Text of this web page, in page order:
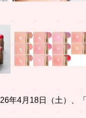
年4月18日（土）、